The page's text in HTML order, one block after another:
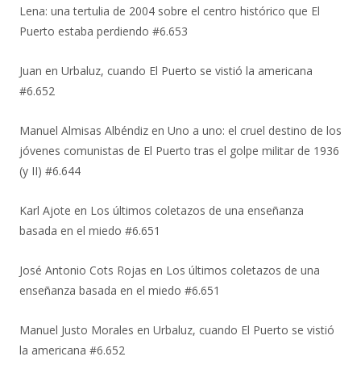
Lena: una tertulia de 2004 sobre el centro histórico que El
Puerto estaba perdiendo #6.653
Juan en Urbaluz, cuando El Puerto se vistió la americana
#6.652
Manuel Almisas Albéndiz en Uno a uno: el cruel destino de los
jóvenes comunistas de El Puerto tras el golpe militar de 1936
(y II) #6.644
Karl Ajote en Los últimos coletazos de una enseñanza
basada en el miedo #6.651
José Antonio Cots Rojas en Los últimos coletazos de una
enseñanza basada en el miedo #6.651
Manuel Justo Morales en Urbaluz, cuando El Puerto se vistió
la americana #6.652